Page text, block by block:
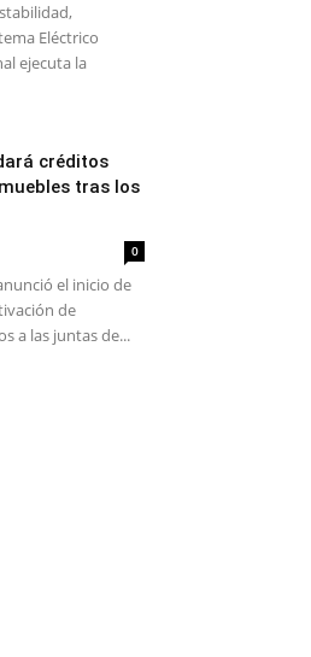
Eléctrico
ejecuta la
créditos
tras los
0
el inicio de
de
a las juntas de...